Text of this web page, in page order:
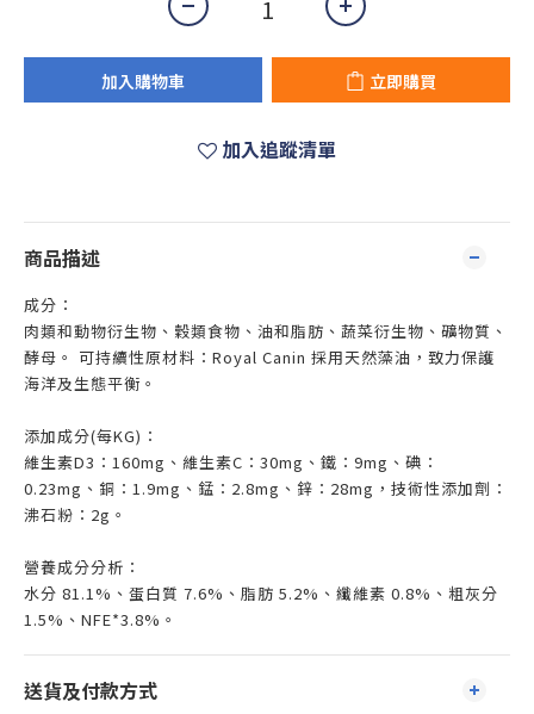
加入購物車 立即購買
加入追蹤清單
商品描述
成分：
肉類和動物衍生物、穀類食物、油和脂肪、蔬菜衍生物、礦物質、
酵母。 可持續性原材料：Royal Canin 採用天然藻油，致力保護
海洋及生態平衡。
添加成分(每KG)：
維生素D3：160mg、維生素C：30mg、鐵：9mg、碘：
0.23mg、銅：1.9mg、錳：2.8mg、鋅：28mg，技術性添加劑：
沸石粉：2g。
營養成分分析：
水分 81.1%、蛋白質 7.6%、脂肪 5.2%、纖維素 0.8%、粗灰分
1.5%、NFE*3.8%。
送貨及付款方式